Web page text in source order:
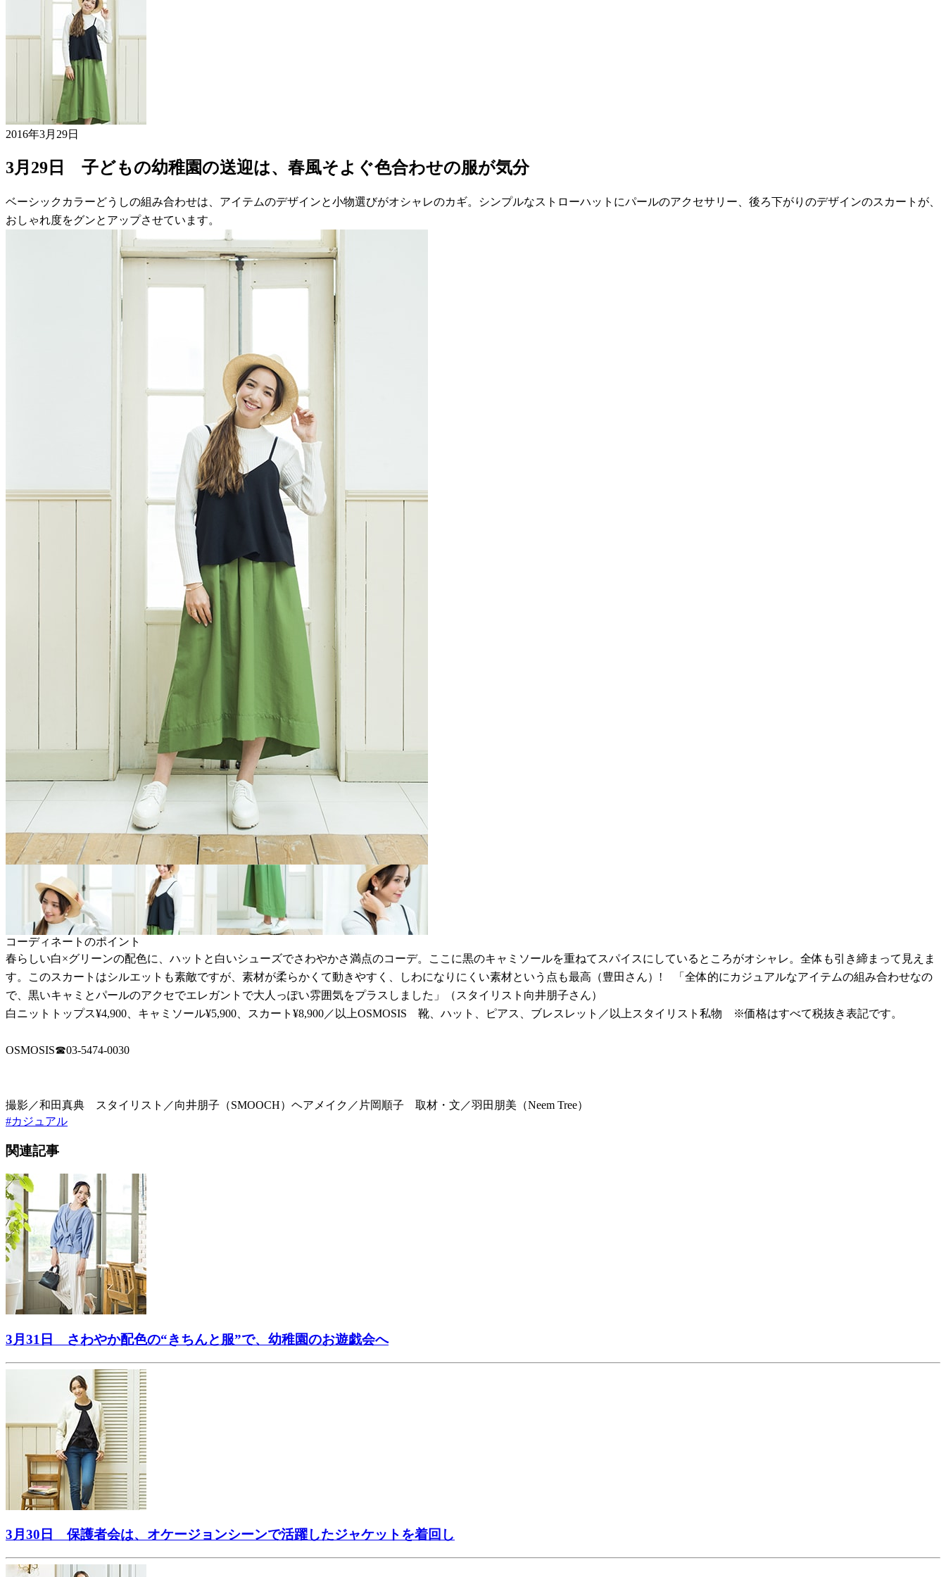
2016年3月29日
3月29日 子どもの幼稚園の送迎は、春風そよぐ色合わせの服が気分
ベーシックカラーどうしの組み合わせは、アイテムのデザインと小物選びがオシャレのカギ。シンプルなストローハットにパールのアクセサリー、後ろ下がりのデザインのスカートが、
おしゃれ度をグンとアップさせています。
コーディネートのポイント
春らしい白×グリーンの配色に、ハットと白いシューズでさわやかさ満点のコーデ。ここに黒のキャミソールを重ねてスパイスにしているところがオシャレ。全体も引き締まって見えま
す。このスカートはシルエットも素敵ですが、素材が柔らかくて動きやすく、しわになりにくい素材という点も最高（豊田さん）! 「全体的にカジュアルなアイテムの組み合わせなの
で、黒いキャミとパールのアクセでエレガントで大人っぽい雰囲気をプラスしました」（スタイリスト向井朋子さん）
白ニットトップス¥4,900、キャミソール¥5,900、スカート¥8,900／以上OSMOSIS 靴、ハット、ピアス、ブレスレット／以上スタイリスト私物 ※価格はすべて税抜き表記です。
OSMOSIS☎︎03-5474-0030
撮影／和田真典 スタイリスト／向井朋子（SMOOCH）ヘアメイク／片岡順子 取材・文／羽田朋美（Neem Tree）
#カジュアル
関連記事
3月31日 さわやか配色の“きちんと服”で、幼稚園のお遊戯会へ
3月30日 保護者会は、オケージョンシーンで活躍したジャケットを着回し